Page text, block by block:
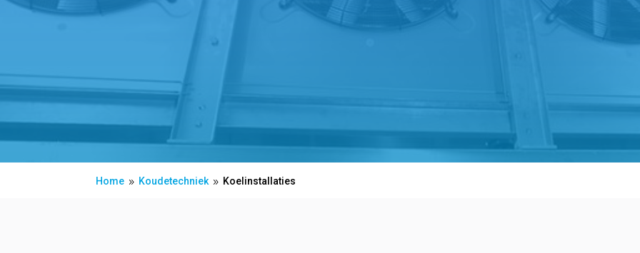
Home 9 Koudetechniek 9 Koelinstallaties